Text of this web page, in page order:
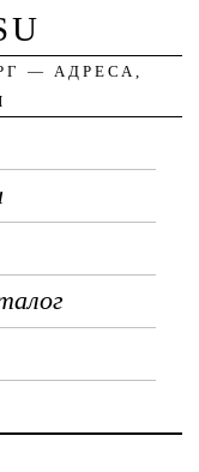
— АДРЕСА,